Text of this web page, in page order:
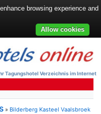
Tagungshotel Verzeichnis im Internet
» Bilderberg Kasteel Vaalsbroek
browsing experience and
Allow cookies